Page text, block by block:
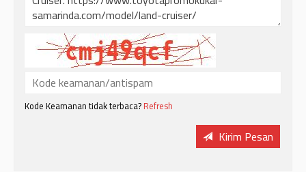
Kode Keamanan tidak terbaca?Refresh
Kirim Pesan